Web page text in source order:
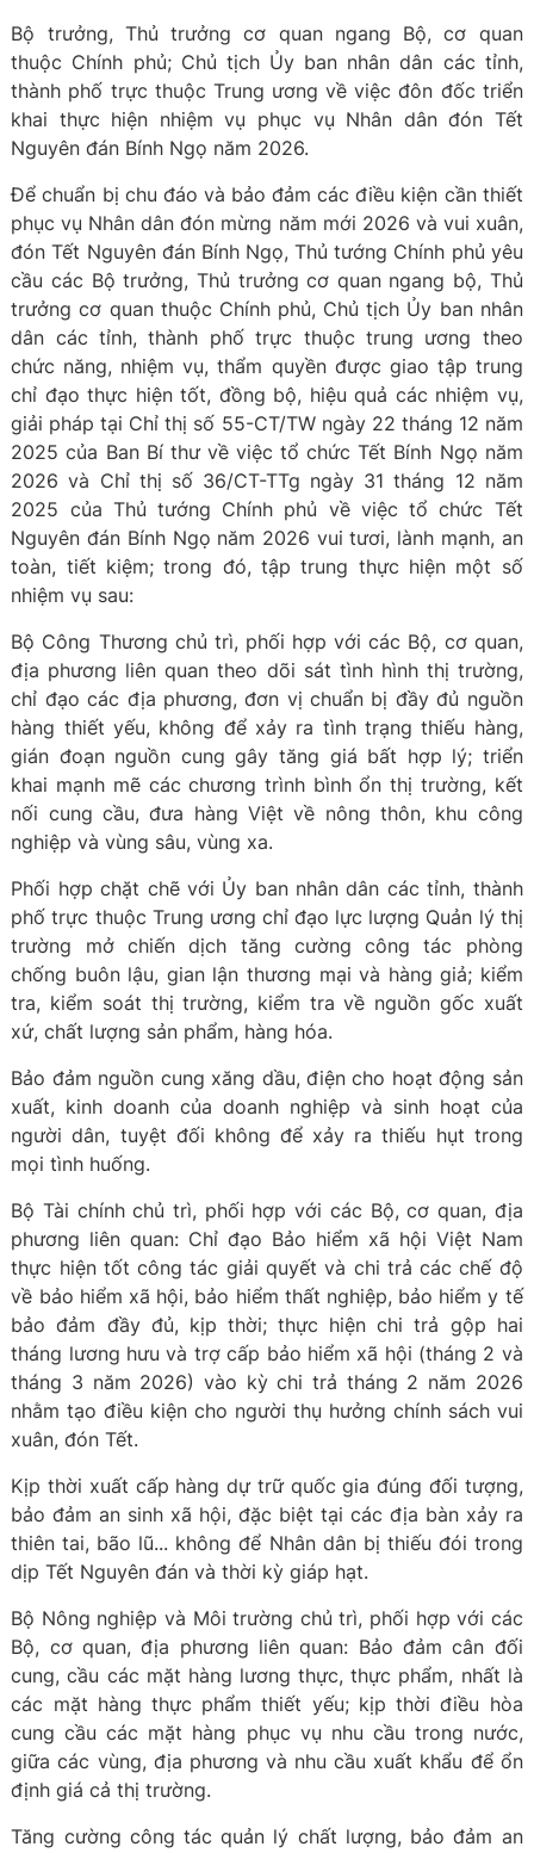
Bộ trưởng, Thủ trưởng cơ quan ngang Bộ, cơ quan
thuộc Chính phủ; Chủ tịch Ủy ban nhân dân các tỉnh,
thành phố trực thuộc Trung ương về việc đôn đốc triển
khai thực hiện nhiệm vụ phục vụ Nhân dân đón Tết
Nguyên đán Bính Ngọ năm 2026.
Để chuẩn bị chu đáo và bảo đảm các điều kiện cần thiết
phục vụ Nhân dân đón mừng năm mới 2026 và vui xuân,
đón Tết Nguyên đán Bính Ngọ, Thủ tướng Chính phủ yêu
cầu các Bộ trưởng, Thủ trưởng cơ quan ngang bộ, Thủ
trưởng cơ quan thuộc Chính phủ, Chủ tịch Ủy ban nhân
dân các tỉnh, thành phố trực thuộc trung ương theo
chức năng, nhiệm vụ, thẩm quyền được giao tập trung
chỉ đạo thực hiện tốt, đồng bộ, hiệu quả các nhiệm vụ,
giải pháp tại Chỉ thị số 55-CT/TW ngày 22 tháng 12 năm
2025 của Ban Bí thư về việc tổ chức Tết Bính Ngọ năm
2026 và Chỉ thị số 36/CT-TTg ngày 31 tháng 12 năm
2025 của Thủ tướng Chính phủ về việc tổ chức Tết
Nguyên đán Bính Ngọ năm 2026 vui tươi, lành mạnh, an
toàn, tiết kiệm; trong đó, tập trung thực hiện một số
nhiệm vụ sau:
Bộ Công Thương chủ trì, phối hợp với các Bộ, cơ quan,
địa phương liên quan theo dõi sát tình hình thị trường,
chỉ đạo các địa phương, đơn vị chuẩn bị đầy đủ nguồn
hàng thiết yếu, không để xảy ra tình trạng thiếu hàng,
gián đoạn nguồn cung gây tăng giá bất hợp lý; triển
khai mạnh mẽ các chương trình bình ổn thị trường, kết
nối cung cầu, đưa hàng Việt về nông thôn, khu công
nghiệp và vùng sâu, vùng xa.
Phối hợp chặt chẽ với Ủy ban nhân dân các tỉnh, thành
phố trực thuộc Trung ương chỉ đạo lực lượng Quản lý thị
trường mở chiến dịch tăng cường công tác phòng
chống buôn lậu, gian lận thương mại và hàng giả; kiểm
tra, kiểm soát thị trường, kiểm tra về nguồn gốc xuất
xứ, chất lượng sản phẩm, hàng hóa.
Bảo đảm nguồn cung xăng dầu, điện cho hoạt động sản
xuất, kinh doanh của doanh nghiệp và sinh hoạt của
người dân, tuyệt đối không để xảy ra thiếu hụt trong
mọi tình huống.
Bộ Tài chính chủ trì, phối hợp với các Bộ, cơ quan, địa
phương liên quan: Chỉ đạo Bảo hiểm xã hội Việt Nam
thực hiện tốt công tác giải quyết và chi trả các chế độ
về bảo hiểm xã hội, bảo hiểm thất nghiệp, bảo hiểm y tế
bảo đảm đầy đủ, kịp thời; thực hiện chi trả gộp hai
tháng lương hưu và trợ cấp bảo hiểm xã hội (tháng 2 và
tháng 3 năm 2026) vào kỳ chi trả tháng 2 năm 2026
nhằm tạo điều kiện cho người thụ hưởng chính sách vui
xuân, đón Tết.
Kịp thời xuất cấp hàng dự trữ quốc gia đúng đối tượng,
bảo đảm an sinh xã hội, đặc biệt tại các địa bàn xảy ra
thiên tai, bão lũ... không để Nhân dân bị thiếu đói trong
dịp Tết Nguyên đán và thời kỳ giáp hạt.
Bộ Nông nghiệp và Môi trường chủ trì, phối hợp với các
Bộ, cơ quan, địa phương liên quan: Bảo đảm cân đối
cung, cầu các mặt hàng lương thực, thực phẩm, nhất là
các mặt hàng thực phẩm thiết yếu; kịp thời điều hòa
cung cầu các mặt hàng phục vụ nhu cầu trong nước,
giữa các vùng, địa phương và nhu cầu xuất khẩu để ổn
định giá cả thị trường.
Tăng cường công tác quản lý chất lượng, bảo đảm an